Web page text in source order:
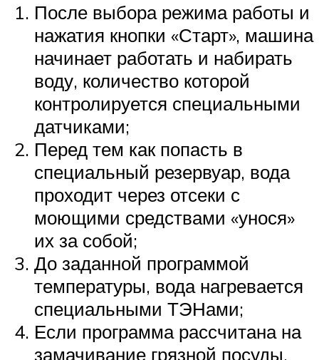
После выбора режима работы и
нажатия кнопки «Старт», машина
начинает работать и набирать
воду, количество которой
контролируется специальными
датчиками;
Перед тем как попасть в
специальный резервуар, вода
проходит через отсеки с
моющими средствами «унося»
их за собой;
До заданной программой
температуры, вода нагревается
специальными ТЭНами;
Если программа рассчитана на
замачивание грязной посуды,